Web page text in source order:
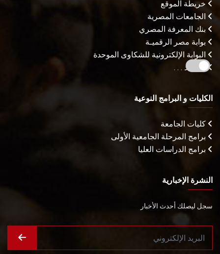
خريطة الموقع
الجامعات المصرية
بنك المعرفة المصري
بوابة مصر الرقميـة
البوابة الإلكترونية للشكاوى الموحدة
المزيـد . . .
الكليات و البرامج النوعية
كليات الجامعة
برامج المرحلة الجامعية الأولى
برامج الدراسات العليا
النشرة الإخبارية
سجل ليصلك أحدث الأخبار